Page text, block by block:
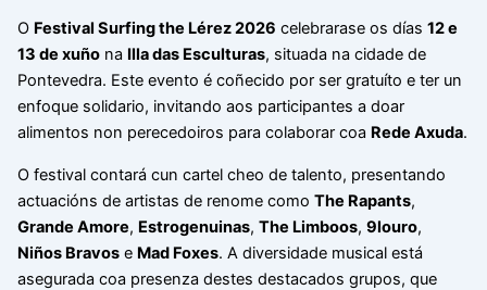
O Festival Surfing the Lérez 2026 celebrarase os días 12 e
13 de xuñona Illa das Esculturas, situada na cidade de
Pontevedra. Este evento é coñecido por ser gratuíto e ter un
enfoque solidario, invitando aos participantes a doar
alimentos non perecedoiros para colaborar coa Rede Axuda.
O festival contará cun cartel cheo de talento, presentando
actuacións de artistas de renome como The Rapants,
Grande Amore, Estrogenuinas, The Limboos, 9louro,
Niños Bravose Mad Foxes. A diversidade musical está
asegurada coa presenza destes destacados grupos, que